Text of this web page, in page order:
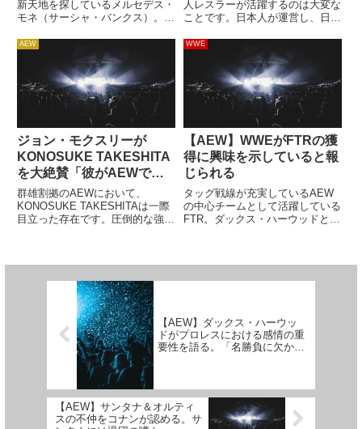
新天地を探しているメルセデス・
モネ（サーシャ・バンクス）。
戦線におけるスターレスラーとし
て活躍した彼女ですが、負傷によ
る長期欠場により、試合数はわず
か5試合に留まりました。彼女
が...
「出身地や肌の色の違い
で…」
人レスラーが活躍するのは大変な
ことです。日本人が運営し、日本
環境で、外国人レスラーが団体の
頂点に立つのは並大抵のことでは
ありません。言葉や文化の違いは
大きな壁として立ちはだかり、
そ...
AEW
ジョン・モクスリーが
KONOSUKE TAKESHITA
を大絶賛「彼がAEWで最
高の選手かもしれない」
群雄割拠のAEWにおいて、
KONOSUKE TAKESHITAは一際
目立った存在です。圧倒的な強さ
ています。そんな...
WWE
【AEW】WWEがFTRの獲
得に興味を示していると報
じられる
タッグ戦線が充実しているAEW
の中心チームとして活躍している
FTR。ダックス・ハーウッドとキ
AAA世界タッグ王座を腰に巻...
【AEW】ダックス・ハーウッ
ドがプロレスにおける感情の重
要性を語る。「名勝負に欠かせ
【AEW】サンタナ＆オルティ
スの不仲をコナンが認める。サ